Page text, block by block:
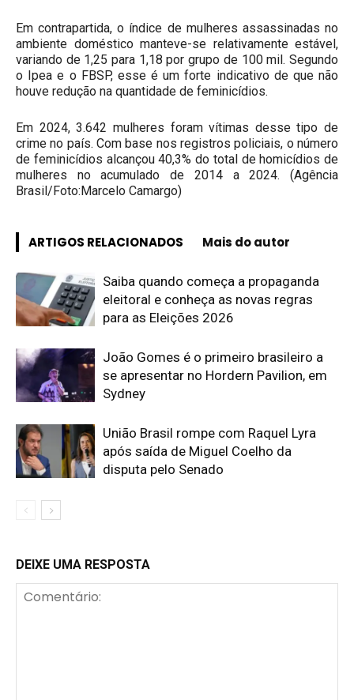
Em contrapartida, o índice de mulheres assassinadas no
ambiente doméstico manteve-se relativamente estável,
variando de 1,25 para 1,18 por grupo de 100 mil. Segundo
o Ipea e o FBSP, esse é um forte indicativo de que não
houve redução na quantidade de feminicídios.
Em 2024, 3.642 mulheres foram vítimas desse tipo de
crime no país. Com base nos registros policiais, o número
de feminicídios alcançou 40,3% do total de homicídios de
mulheres no acumulado de 2014 a 2024. (Agência
Brasil/Foto:Marcelo Camargo)
ARTIGOS RELACIONADOS Mais do autor
Saiba quando começa a propaganda
eleitoral e conheça as novas regras
para as Eleições 2026
João Gomes é o primeiro brasileiro a
se apresentar no Hordern Pavilion, em
Sydney
União Brasil rompe com Raquel Lyra
após saída de Miguel Coelho da
disputa pelo Senado
DEIXE UMA RESPOSTA